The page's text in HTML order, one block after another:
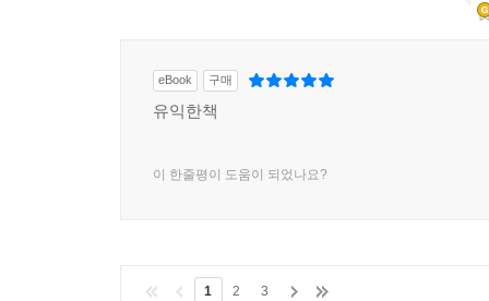
eBook 구매
유익한책
이 한줄평이 도움이 되었나요?
1 2 3